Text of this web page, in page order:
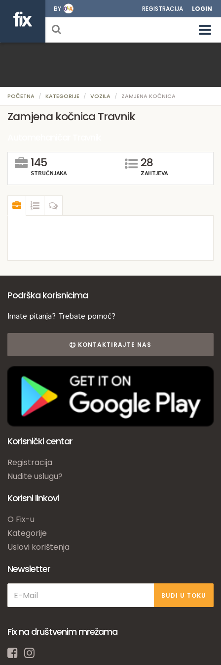
BY REGISTRACIJA LOGIN
POČETNA KATEGORIJE VOZILA ZAMJENA KOČNICA
Zamjena kočnica Travnik
145
STRUČNJAKA
28
ZAHTJEVA
Podrška korisnicima
Imate pitanja? Trebate pomoć?
KONTAKTIRAJTE NAS
Korisnički centar
Registracija
Nudite uslugu?
Korisni linkovi
O Fix-u
Kategorije
Uslovi korištenja
Newsletter
BUDI U TOKU
Fix na društvenim mrežama